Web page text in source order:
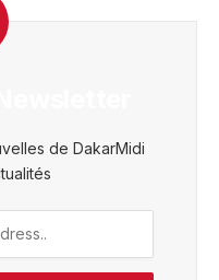
de DakarMidi